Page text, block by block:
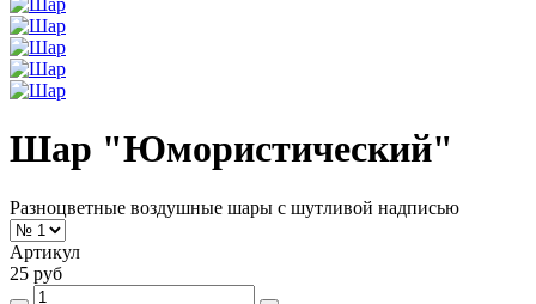
Шар "Юмористический"
Разноцветные воздушные шары с шутливой надписью
Артикул
25 руб